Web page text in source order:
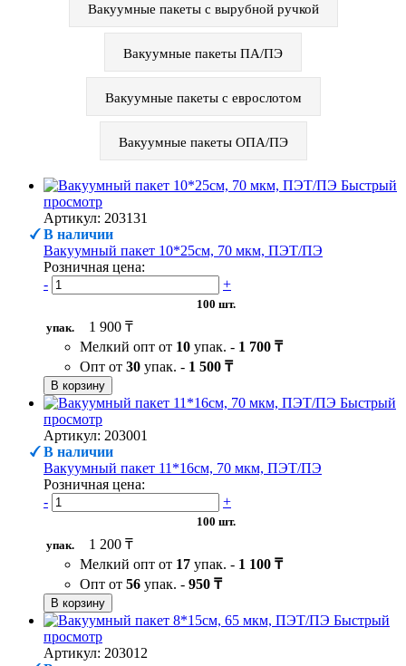
Вакуумные пакеты с вырубной ручкой
Вакуумные пакеты ПА/ПЭ
Вакуумные пакеты с еврослотом
Вакуумные пакеты ОПА/ПЭ
Быстрый
просмотр
Артикул: 203131
В наличии
Вакуумный пакет 10*25см, 70 мкм, ПЭТ/ПЭ
Розничная цена:
-
+
100 шт.
упак.
1 900 ₸
Мелкий опт от 10 упак. - 1 700 ₸
Опт от 30 упак. - 1 500 ₸
В корзину
Быстрый
просмотр
Артикул: 203001
В наличии
Вакуумный пакет 11*16см, 70 мкм, ПЭТ/ПЭ
Розничная цена:
-
+
100 шт.
упак.
1 200 ₸
Мелкий опт от 17 упак. - 1 100 ₸
Опт от 56 упак. - 950 ₸
В корзину
Быстрый
просмотр
Артикул: 203012